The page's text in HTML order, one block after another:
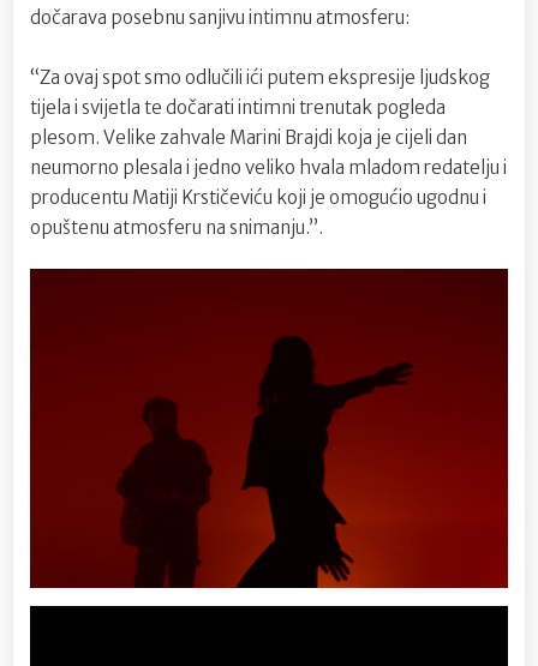
dočarava posebnu sanjivu intimnu atmosferu:
“Za ovaj spot smo odlučili ići putem ekspresije ljudskog
tijela i svijetla te dočarati intimni trenutak pogleda
plesom. Velike zahvale Marini Brajdi koja je cijeli dan
neumorno plesala i jedno veliko hvala mladom redatelju i
producentu Matiji Krstičeviću koji je omogućio ugodnu i
opuštenu atmosferu na snimanju.”.